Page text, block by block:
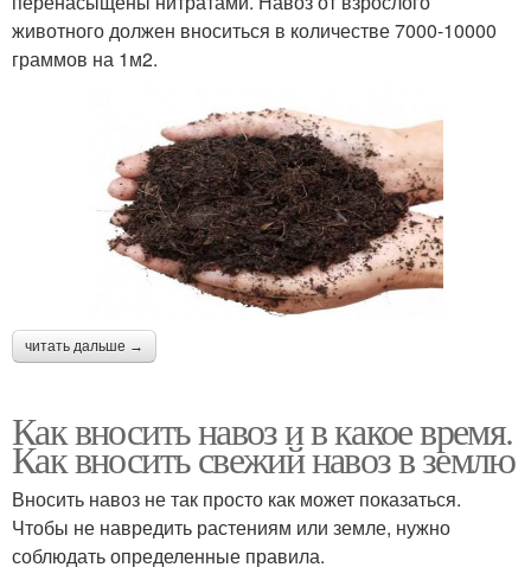
животного должен вноситься в количестве 7000-10000
граммов на 1м2.
читать дальше →
Как вносить навоз и в какое время.
Как вносить свежий навоз в землю
Вносить навоз не так просто как может показаться.
Чтобы не навредить растениям или земле, нужно
соблюдать определенные правила.